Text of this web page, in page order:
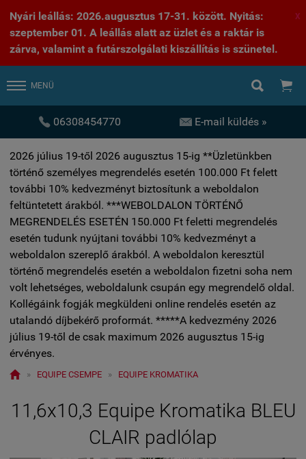
Nyári leállás: 2026.augusztus 17-31. között. Nyitás:
szeptember 01. A leállás alatt az üzlet és a raktár is
zárva, valamint a futárszolgálati kiszállítás is szünetel.
X
MENÜ  
 06308454770  E-mail küldés »
2026 július 19-től 2026 augusztus 15-ig **Üzletünkben
történő személyes megrendelés esetén 100.000 Ft felett
további 10% kedvezményt biztosítunk a weboldalon
feltüntetett árakból. ***WEBOLDALON TÖRTÉNŐ
MEGRENDELÉS ESETÉN 150.000 Ft feletti megrendelés
esetén tudunk nyújtani további 10% kedvezményt a
weboldalon szereplő árakból. A weboldalon keresztül
történő megrendelés esetén a weboldalon fizetni soha nem
volt lehetséges, weboldalunk csupán egy megrendelő oldal.
Kollégáink fogják megküldeni online rendelés esetén az
utalandó díjbekérő proformát. *****A kedvezmény 2026
július 19-től de csak maximum 2026 augusztus 15-ig
érvényes.
 » EQUIPE CSEMPE » EQUIPE KROMATIKA
11,6x10,3 Equipe Kromatika BLEU
CLAIR padlólap